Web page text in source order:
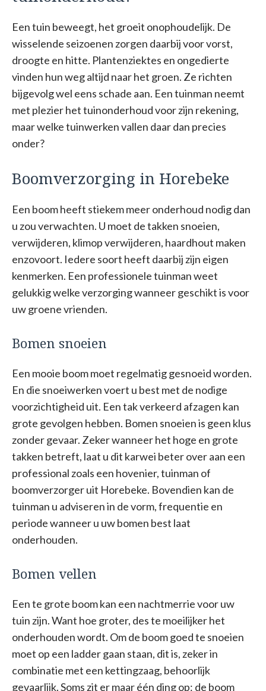
Een tuin beweegt, het groeit onophoudelijk. De
wisselende seizoenen zorgen daarbij voor vorst,
droogte en hitte. Plantenziektes en ongedierte
vinden hun weg altijd naar het groen. Ze richten
bijgevolg wel eens schade aan. Een tuinman neemt
met plezier het tuinonderhoud voor zijn rekening,
maar welke tuinwerken vallen daar dan precies
onder?
Boomverzorging in Horebeke
Een boom heeft stiekem meer onderhoud nodig dan
u zou verwachten. U moet de takken snoeien,
verwijderen, klimop verwijderen, haardhout maken
enzovoort. Iedere soort heeft daarbij zijn eigen
kenmerken. Een professionele tuinman weet
gelukkig welke verzorging wanneer geschikt is voor
uw groene vrienden.
Bomen snoeien
Een mooie boom moet regelmatig gesnoeid worden.
En die snoeiwerken voert u best met de nodige
voorzichtigheid uit. Een tak verkeerd afzagen kan
grote gevolgen hebben. Bomen snoeien is geen klus
zonder gevaar. Zeker wanneer het hoge en grote
takken betreft, laat u dit karwei beter over aan een
professional zoals een hovenier, tuinman of
boomverzorger uit Horebeke. Bovendien kan de
tuinman u adviseren in de vorm, frequentie en
periode wanneer u uw bomen best laat
onderhouden.
Bomen vellen
Een te grote boom kan een nachtmerrie voor uw
tuin zijn. Want hoe groter, des te moeilijker het
onderhouden wordt. Om de boom goed te snoeien
moet op een ladder gaan staan, dit is, zeker in
combinatie met een kettingzaag, behoorlijk
gevaarlijk. Soms zit er maar één ding op: de boom